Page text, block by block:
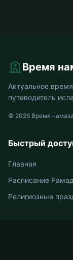
Время
Актуальное
путеводитель
© 2026 Время намаза
Быстрый
Главная
Расписание
Религиозные
Время намаза